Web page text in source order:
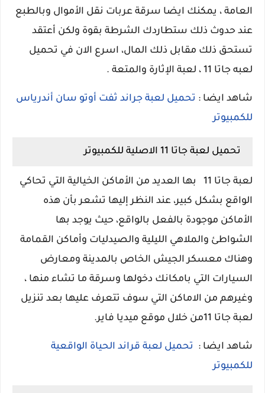
العامة ، يمكنك ايضا سرقة عربات نقل الأموال وبالطبع
عند حدوث ذلك ستطاردك الشرطة بقوة ولكن أعتقد
تستحق ذلك مقابل ذلك المال، اسرع الان في تحميل
لعبه جاتا 11 ، لعبة الإثارة والمتعة .
شاهد ايضا : تحميل لعبة جراند ثفت أوتو سان أندرياس
للكمبيوتر
تحميل لعبة جاتا 11 الاصلية للكمبيوتر
لعبة جاتا 11 بها العديد من الأماكن الخيالية التي تحاكي
الواقع بشكل كبير، عند النظر إليها تشعر بأن هذه
الأماكن موجودة بالفعل بالواقع، حيث يوجد بها
الشواطئ والملاهي الليلية والصيدليات وأماكن القمامة
وهناك معسكر الجيش الخاص بالمدينة ومعارض
السيارات التي بامكانك دخولها وسرقة ما تشاء منها ،
وغيرهم من الاماكن التي سوف تتعرف عليها بعد تنزيل
لعبة جاتا 11من خلال موقع ميديا فاير.
شاهد ايضا :
تحميل لعبة قراند الحياة الواقعية
للكمبيوتر